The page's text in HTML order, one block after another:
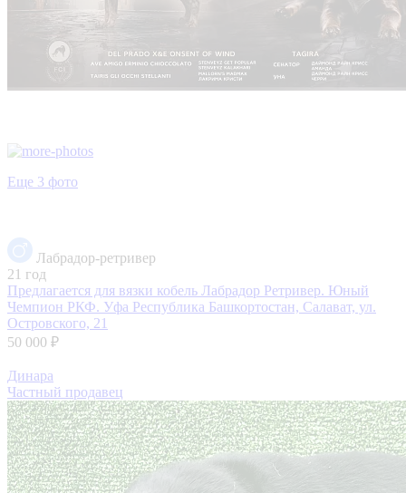
Еще 3 фото
Лабрадор-ретривер
21 год
Предлагается для вязки кобель Лабрадор Ретривер. Юный
Чемпион РКФ. Уфа Республика Башкортостан, Салават, ул.
Островского, 21
50 000 ₽
Динара
Частный продавец